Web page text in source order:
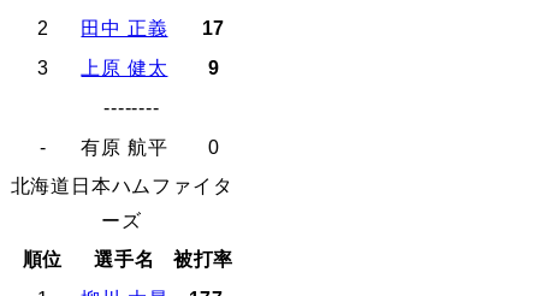
2
田中 正義
17
3
上原 健太
9
--------
-
有原 航平
0
北海道日本ハムファイタ
ーズ
順位
選手名
被打率